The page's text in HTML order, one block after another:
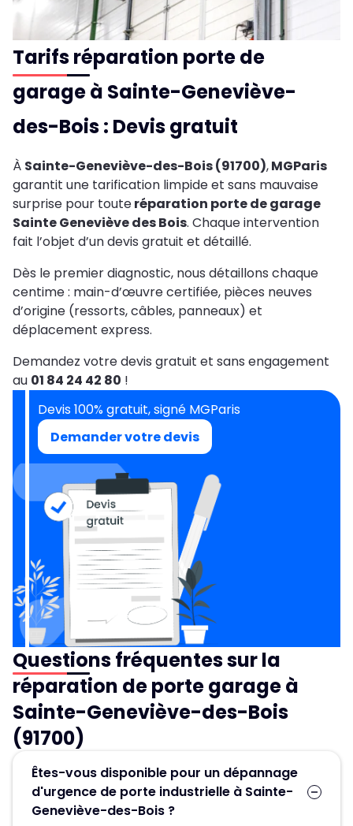
Tarifs réparation porte de
garage à Sainte-Geneviève-
des-Bois : Devis gratuit
À Sainte-Geneviève-des-Bois (91700),MGParis
garantit une tarification limpide et sans mauvaise
surprise pour touteréparation porte de garage
Sainte Geneviève des Bois. Chaque intervention
fait l’objet d’un devis gratuit et détaillé.
Dès le premier diagnostic, nous détaillons chaque
centime : main-d’œuvre certifiée, pièces neuves
d’origine (ressorts, câbles, panneaux) et
déplacement express.
Demandez votre devis gratuit et sans engagement
au 01 84 24 42 80 !
Devis 100% gratuit, signé MGParis
Demander votre devis
Questions fréquentes sur la
réparation de porte garage à
Sainte-Geneviève-des-Bois
(91700)
Êtes-vous disponible pour un dépannage
d'urgence de porte industrielle à Sainte-
Geneviève-des-Bois ?